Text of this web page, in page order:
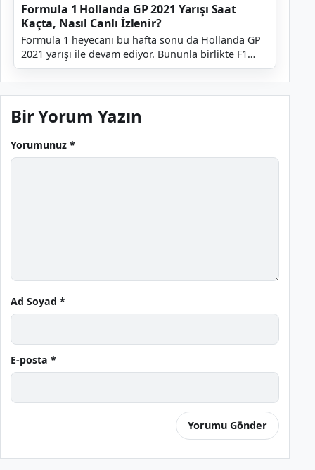
Formula 1 Hollanda GP 2021 Yarışı Saat
Kaçta, Nasıl Canlı İzlenir?
Formula 1 heyecanı bu hafta sonu da Hollanda GP
2021 yarışı ile devam ediyor. Bununla birlikte F1
yarışlarını yakından takip eden kişiler de bu yarış...
Bir Yorum Yazın
Yorumunuz *
Ad Soyad *
E-posta *